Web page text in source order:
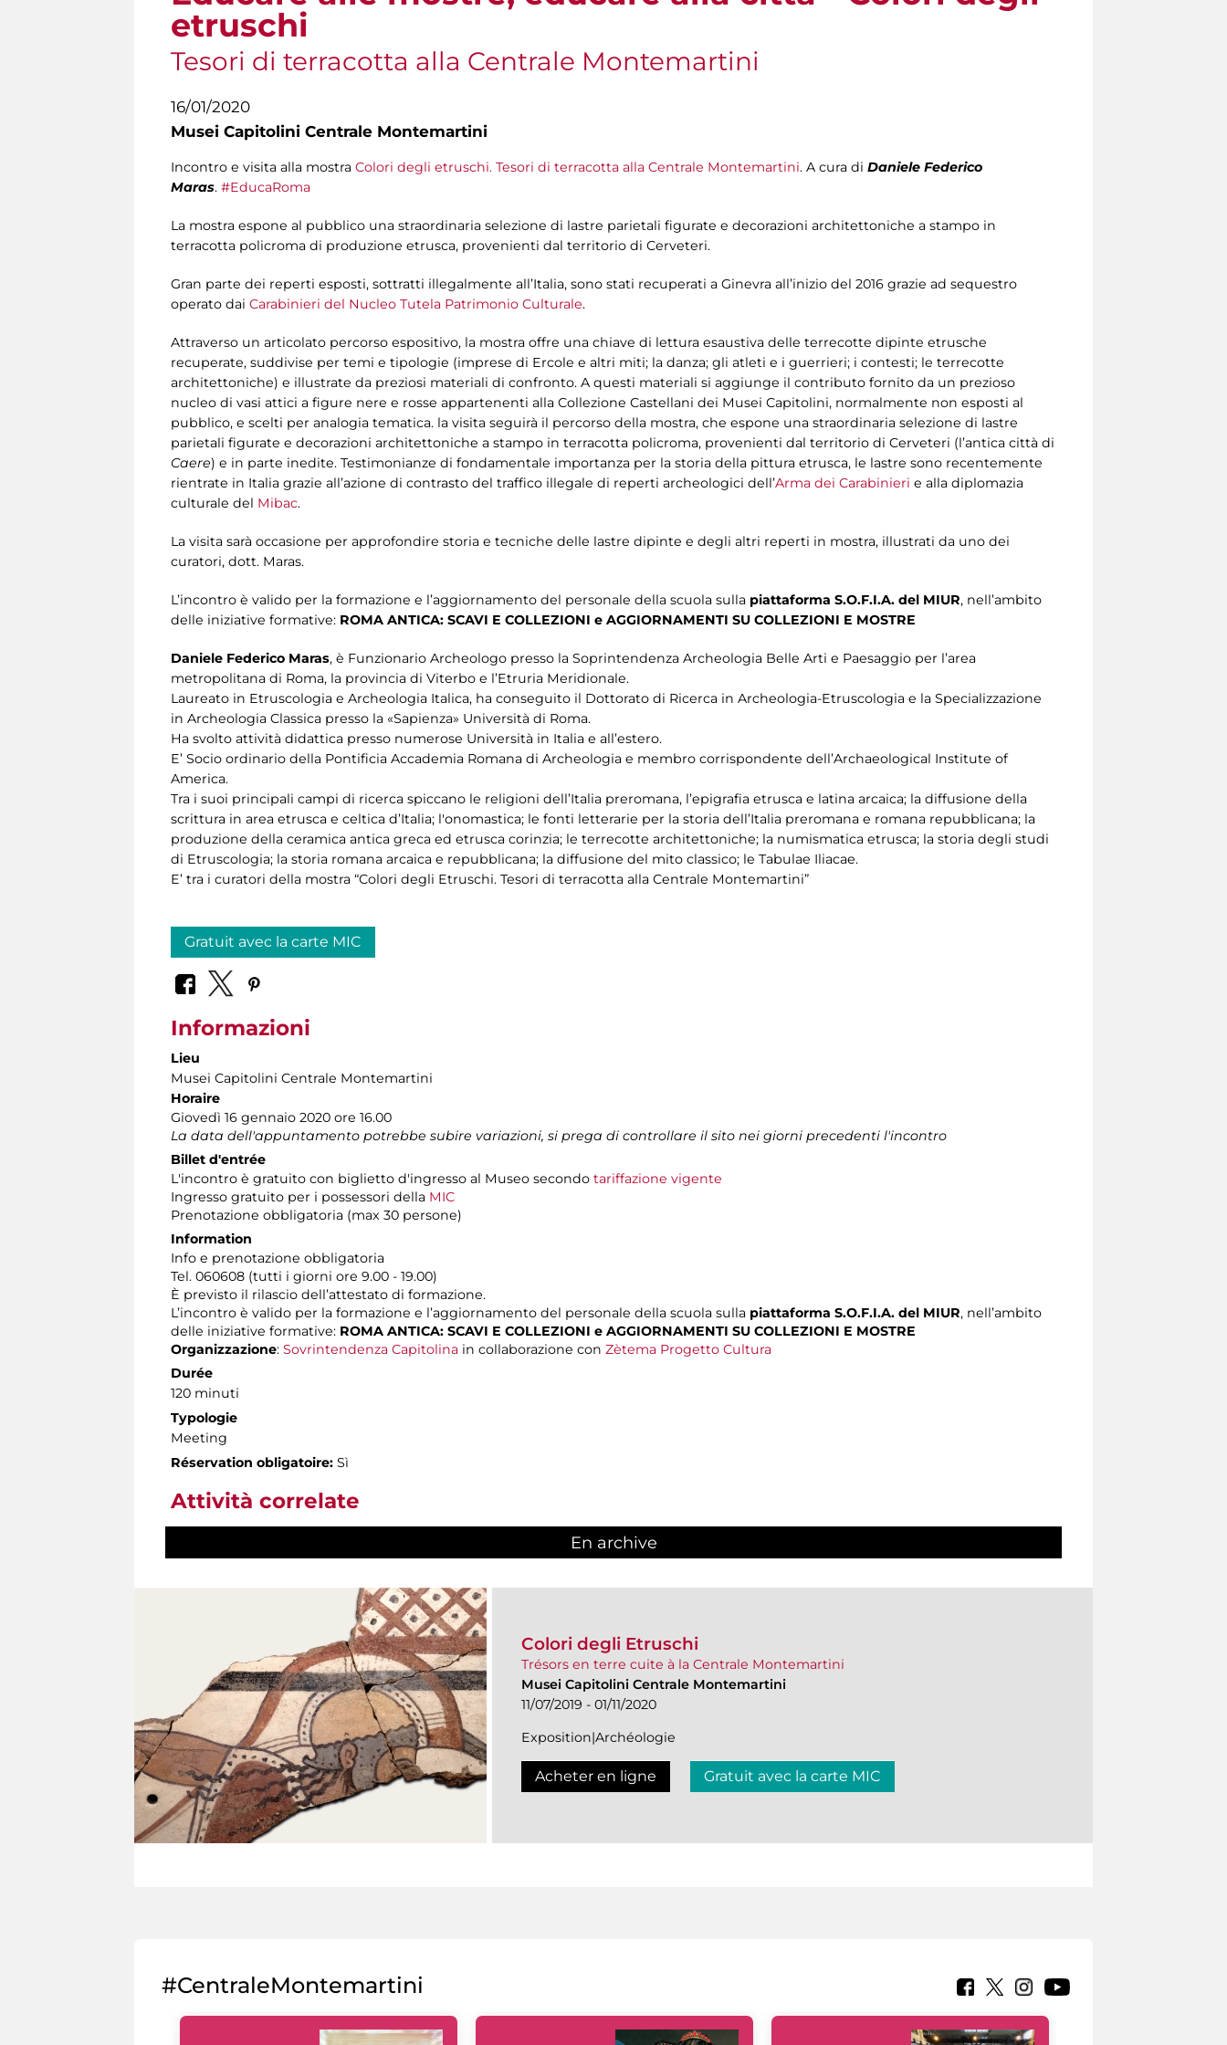
etruschi
Tesori di terracotta alla Centrale Montemartini
16/01/2020
Musei Capitolini Centrale Montemartini
Incontro e visita alla mostra Colori degli etruschi. Tesori di terracotta alla Centrale Montemartini. A cura di Daniele Federico
Maras. #EducaRoma
La mostra espone al pubblico una straordinaria selezione di lastre parietali figurate e decorazioni architettoniche a stampo in
terracotta policroma di produzione etrusca, provenienti dal territorio di Cerveteri.
Gran parte dei reperti esposti, sottratti illegalmente all’Italia, sono stati recuperati a Ginevra all’inizio del 2016 grazie ad sequestro
operato dai Carabinieri del Nucleo Tutela Patrimonio Culturale.
Attraverso un articolato percorso espositivo, la mostra offre una chiave di lettura esaustiva delle terrecotte dipinte etrusche
recuperate, suddivise per temi e tipologie (imprese di Ercole e altri miti; la danza; gli atleti e i guerrieri; i contesti; le terrecotte
architettoniche) e illustrate da preziosi materiali di confronto. A questi materiali si aggiunge il contributo fornito da un prezioso
nucleo di vasi attici a figure nere e rosse appartenenti alla Collezione Castellani dei Musei Capitolini, normalmente non esposti al
pubblico, e scelti per analogia tematica. la visita seguirà il percorso della mostra, che espone una straordinaria selezione di lastre
parietali figurate e decorazioni architettoniche a stampo in terracotta policroma, provenienti dal territorio di Cerveteri (l’antica città di
Caere) e in parte inedite. Testimonianze di fondamentale importanza per la storia della pittura etrusca, le lastre sono recentemente
rientrate in Italia grazie all’azione di contrasto del traffico illegale di reperti archeologici dell’Arma dei Carabinieri e alla diplomazia
culturale del Mibac.
La visita sarà occasione per approfondire storia e tecniche delle lastre dipinte e degli altri reperti in mostra, illustrati da uno dei
curatori, dott. Maras.
L’incontro è valido per la formazione e l’aggiornamento del personale della scuola sulla piattaforma S.O.F.I.A. del MIUR, nell’ambito
delle iniziative formative: ROMA ANTICA: SCAVI E COLLEZIONI e AGGIORNAMENTI SU COLLEZIONI E MOSTRE
Daniele Federico Maras, è Funzionario Archeologo presso la Soprintendenza Archeologia Belle Arti e Paesaggio per l’area
metropolitana di Roma, la provincia di Viterbo e l’Etruria Meridionale.
Laureato in Etruscologia e Archeologia Italica, ha conseguito il Dottorato di Ricerca in Archeologia-Etruscologia e la Specializzazione
in Archeologia Classica presso la «Sapienza» Università di Roma.
Ha svolto attività didattica presso numerose Università in Italia e all’estero.
E’ Socio ordinario della Pontificia Accademia Romana di Archeologia e membro corrispondente dell’Archaeological Institute of
America.
Tra i suoi principali campi di ricerca spiccano le religioni dell’Italia preromana, l’epigrafia etrusca e latina arcaica; la diffusione della
scrittura in area etrusca e celtica d’Italia; l'onomastica; le fonti letterarie per la storia dell’Italia preromana e romana repubblicana; la
produzione della ceramica antica greca ed etrusca corinzia; le terrecotte architettoniche; la numismatica etrusca; la storia degli studi
di Etruscologia; la storia romana arcaica e repubblicana; la diffusione del mito classico; le Tabulae Iliacae.
E’ tra i curatori della mostra “Colori degli Etruschi. Tesori di terracotta alla Centrale Montemartini”
Gratuit avec la carte MIC
Informazioni
Lieu
Musei Capitolini Centrale Montemartini
Horaire
Giovedì 16 gennaio 2020 ore 16.00
La data dell'appuntamento potrebbe subire variazioni, si prega di controllare il sito nei giorni precedenti l'incontro
Billet d'entrée
L'incontro è gratuito con biglietto d'ingresso al Museo secondo tariffazione vigente
Ingresso gratuito per i possessori della MIC
Prenotazione obbligatoria (max 30 persone)
Information
Info e prenotazione obbligatoria
Tel. 060608 (tutti i giorni ore 9.00 - 19.00)
È previsto il rilascio dell’attestato di formazione.
L’incontro è valido per la formazione e l’aggiornamento del personale della scuola sulla piattaforma S.O.F.I.A. del MIUR, nell’ambito
delle iniziative formative: ROMA ANTICA: SCAVI E COLLEZIONI e AGGIORNAMENTI SU COLLEZIONI E MOSTRE
Organizzazione: Sovrintendenza Capitolina in collaborazione con Zètema Progetto Cultura
Durée
120 minuti
Typologie
Meeting
Réservation obligatoire: Sì
Attività correlate
En archive
Colori degli Etruschi
Trésors en terre cuite à la Centrale Montemartini
Musei Capitolini Centrale Montemartini
11/07/2019 - 01/11/2020
Exposition|Archéologie
Acheter en ligne Gratuit avec la carte MIC
#CentraleMontemartini